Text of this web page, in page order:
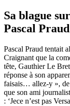
Sa blague
Pascal Praud
Pascal Praud tentait
Craignant que la
tête, Gauthier Le
réponse à son
faisais… allez-y », de
que son ami
: ‘Jece n’est pas